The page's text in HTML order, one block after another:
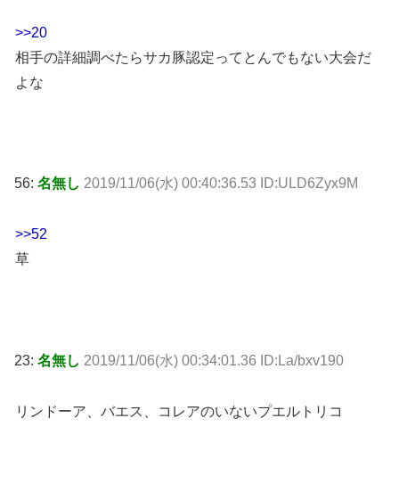
>>20
相手の詳細調べたらサカ豚認定ってとんでもない大会だ
よな
56: 名無し 2019/11/06(水) 00:40:36.53 ID:ULD6Zyx9M
>>52
草
23: 名無し 2019/11/06(水) 00:34:01.36 ID:La/bxv190
リンドーア、バエス、コレアのいないプエルトリコ